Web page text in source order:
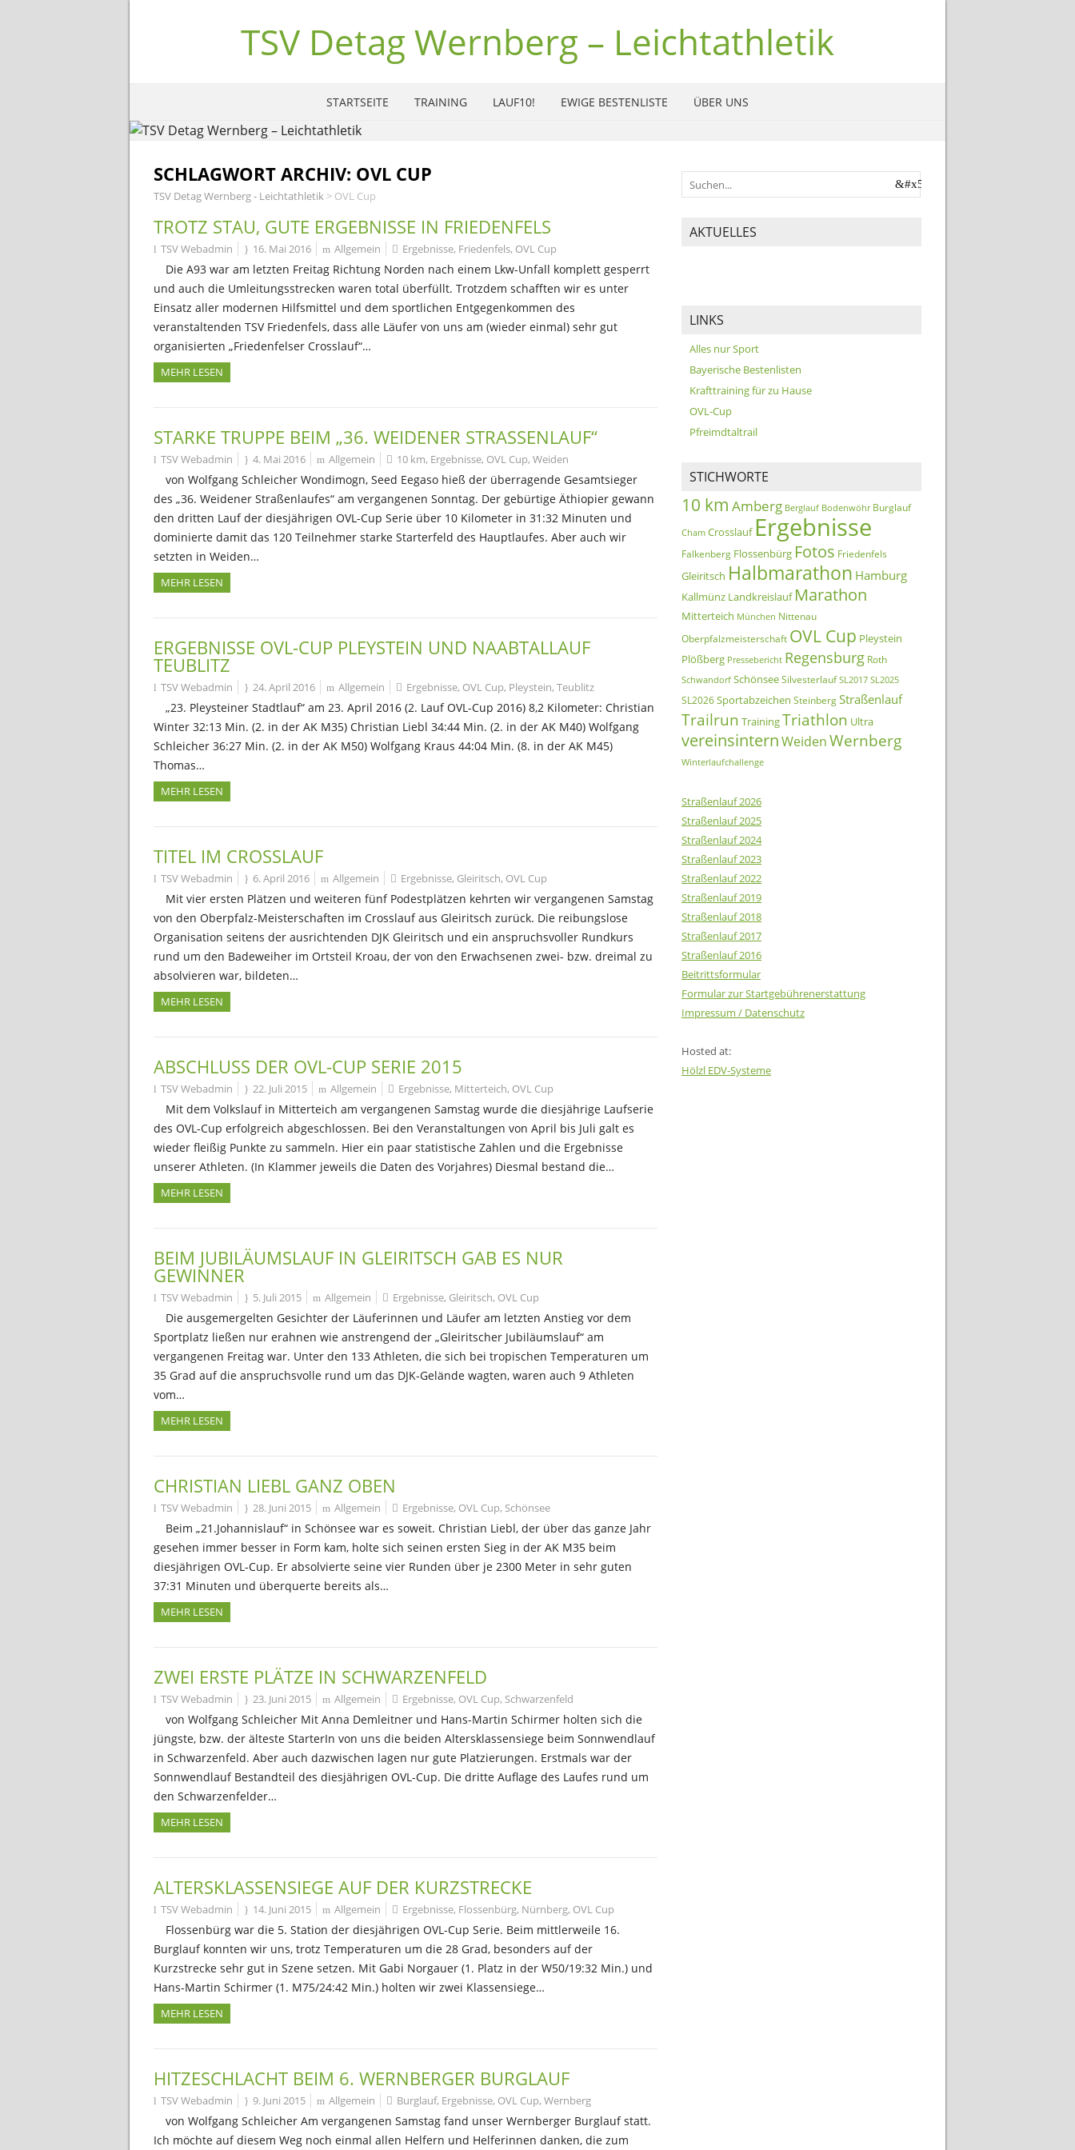
TSV Detag Wernberg – Leichtathletik
STARTSEITE TRAINING LAUF10! EWIGE BESTENLISTE ÜBER UNS
SCHLAGWORT ARCHIV: OVL CUP
TSV Detag Wernberg - Leichtathletik > OVL Cup
TROTZ STAU, GUTE ERGEBNISSE IN FRIEDENFELS
TSV Webadmin 16. Mai 2016 Allgemein Ergebnisse, Friedenfels, OVL Cup
Die A93 war am letzten Freitag Richtung Norden nach einem Lkw-Unfall komplett gesperrt
und auch die Umleitungsstrecken waren total überfüllt. Trotzdem schafften wir es unter
Einsatz aller modernen Hilfsmittel und dem sportlichen Entgegenkommen des
veranstaltenden TSV Friedenfels, dass alle Läufer von uns am (wieder einmal) sehr gut
organisierten „Friedenfelser Crosslauf“…
MEHR LESEN
STARKE TRUPPE BEIM „36. WEIDENER STRASSENLAUF“
TSV Webadmin 4. Mai 2016 Allgemein 10 km, Ergebnisse, OVL Cup, Weiden
von Wolfgang Schleicher Wondimogn, Seed Eegaso hieß der überragende Gesamtsieger
des „36. Weidener Straßenlaufes“ am vergangenen Sonntag. Der gebürtige Äthiopier gewann
den dritten Lauf der diesjährigen OVL-Cup Serie über 10 Kilometer in 31:32 Minuten und
dominierte damit das 120 Teilnehmer starke Starterfeld des Hauptlaufes. Aber auch wir
setzten in Weiden…
MEHR LESEN
ERGEBNISSE OVL-CUP PLEYSTEIN UND NAABTALLAUF
TEUBLITZ
TSV Webadmin 24. April 2016 Allgemein Ergebnisse, OVL Cup, Pleystein, Teublitz
„23. Pleysteiner Stadtlauf“ am 23. April 2016 (2. Lauf OVL-Cup 2016) 8,2 Kilometer: Christian
Winter 32:13 Min. (2. in der AK M35) Christian Liebl 34:44 Min. (2. in der AK M40) Wolfgang
Schleicher 36:27 Min. (2. in der AK M50) Wolfgang Kraus 44:04 Min. (8. in der AK M45)
Thomas…
MEHR LESEN
TITEL IM CROSSLAUF
TSV Webadmin 6. April 2016 Allgemein Ergebnisse, Gleiritsch, OVL Cup
Mit vier ersten Plätzen und weiteren fünf Podestplätzen kehrten wir vergangenen Samstag
von den Oberpfalz-Meisterschaften im Crosslauf aus Gleiritsch zurück. Die reibungslose
Organisation seitens der ausrichtenden DJK Gleiritsch und ein anspruchsvoller Rundkurs
rund um den Badeweiher im Ortsteil Kroau, der von den Erwachsenen zwei- bzw. dreimal zu
absolvieren war, bildeten…
MEHR LESEN
ABSCHLUSS DER OVL-CUP SERIE 2015
TSV Webadmin 22. Juli 2015 Allgemein Ergebnisse, Mitterteich, OVL Cup
Mit dem Volkslauf in Mitterteich am vergangenen Samstag wurde die diesjährige Laufserie
des OVL-Cup erfolgreich abgeschlossen. Bei den Veranstaltungen von April bis Juli galt es
wieder fleißig Punkte zu sammeln. Hier ein paar statistische Zahlen und die Ergebnisse
unserer Athleten. (In Klammer jeweils die Daten des Vorjahres) Diesmal bestand die…
MEHR LESEN
BEIM JUBILÄUMSLAUF IN GLEIRITSCH GAB ES NUR
GEWINNER
TSV Webadmin 5. Juli 2015 Allgemein Ergebnisse, Gleiritsch, OVL Cup
Die ausgemergelten Gesichter der Läuferinnen und Läufer am letzten Anstieg vor dem
Sportplatz ließen nur erahnen wie anstrengend der „Gleiritscher Jubiläumslauf“ am
vergangenen Freitag war. Unter den 133 Athleten, die sich bei tropischen Temperaturen um
35 Grad auf die anspruchsvolle rund um das DJK-Gelände wagten, waren auch 9 Athleten
vom…
MEHR LESEN
CHRISTIAN LIEBL GANZ OBEN
TSV Webadmin 28. Juni 2015 Allgemein Ergebnisse, OVL Cup, Schönsee
Beim „21.Johannislauf“ in Schönsee war es soweit. Christian Liebl, der über das ganze Jahr
gesehen immer besser in Form kam, holte sich seinen ersten Sieg in der AK M35 beim
diesjährigen OVL-Cup. Er absolvierte seine vier Runden über je 2300 Meter in sehr guten
37:31 Minuten und überquerte bereits als…
MEHR LESEN
ZWEI ERSTE PLÄTZE IN SCHWARZENFELD
TSV Webadmin 23. Juni 2015 Allgemein Ergebnisse, OVL Cup, Schwarzenfeld
von Wolfgang Schleicher Mit Anna Demleitner und Hans-Martin Schirmer holten sich die
jüngste, bzw. der älteste StarterIn von uns die beiden Altersklassensiege beim Sonnwendlauf
in Schwarzenfeld. Aber auch dazwischen lagen nur gute Platzierungen. Erstmals war der
Sonnwendlauf Bestandteil des diesjährigen OVL-Cup. Die dritte Auflage des Laufes rund um
den Schwarzenfelder…
MEHR LESEN
ALTERSKLASSENSIEGE AUF DER KURZSTRECKE
TSV Webadmin 14. Juni 2015 Allgemein Ergebnisse, Flossenbürg, Nürnberg, OVL Cup
Flossenbürg war die 5. Station der diesjährigen OVL-Cup Serie. Beim mittlerweile 16.
Burglauf konnten wir uns, trotz Temperaturen um die 28 Grad, besonders auf der
Kurzstrecke sehr gut in Szene setzen. Mit Gabi Norgauer (1. Platz in der W50/19:32 Min.) und
Hans-Martin Schirmer (1. M75/24:42 Min.) holten wir zwei Klassensiege…
MEHR LESEN
HITZESCHLACHT BEIM 6. WERNBERGER BURGLAUF
TSV Webadmin 9. Juni 2015 Allgemein Burglauf, Ergebnisse, OVL Cup, Wernberg
von Wolfgang Schleicher Am vergangenen Samstag fand unser Wernberger Burglauf statt.
Ich möchte auf diesem Weg noch einmal allen Helfern und Helferinnen danken, die zum
AKTUELLES
LINKS
Alles nur Sport
Bayerische Bestenlisten
Krafttraining für zu Hause
OVL-Cup
Pfreimdtaltrail
STICHWORTE
10 km Amberg Berglauf Bodenwöhr Burglauf
Cham Crosslauf Ergebnisse
Falkenberg Flossenbürg Fotos Friedenfels
Gleiritsch Halbmarathon Hamburg
Kallmünz Landkreislauf Marathon
Mitterteich München Nittenau
Oberpfalzmeisterschaft OVL Cup Pleystein
Plößberg Pressebericht Regensburg Roth
Schwandorf SchönseeSilvesterlauf SL2017 SL2025
SL2026Sportabzeichen SteinbergStraßenlauf
Trailrun TrainingTriathlon Ultra
vereinsinternWeidenWernberg
Winterlaufchallenge
Straßenlauf 2026
Straßenlauf 2025
Straßenlauf 2024
Straßenlauf 2023
Straßenlauf 2022
Straßenlauf 2019
Straßenlauf 2018
Straßenlauf 2017
Straßenlauf 2016
Beitrittsformular
Formular zur Startgebührenerstattung
Impressum / Datenschutz
Hosted at:
Hölzl EDV-Systeme